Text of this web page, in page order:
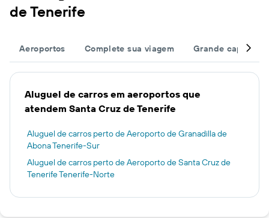
de Tenerife
Aeroportos Complete sua viagem Grande
Aluguel de carros em aeroportos que
atendem Santa Cruz de Tenerife
Aluguel de carros perto de Aeroporto de Granadilla de
Abona Tenerife-Sur
Aluguel de carros perto de Aeroporto de Santa Cruz de
Tenerife Tenerife-Norte